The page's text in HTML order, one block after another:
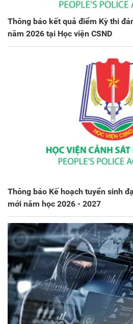
Thông báo kết quả điểm Kỳ thi
năm 2026 tại Học viện CSND
Thông báo Kế hoạch tuyển sinh
mới năm học 2026 - 2027